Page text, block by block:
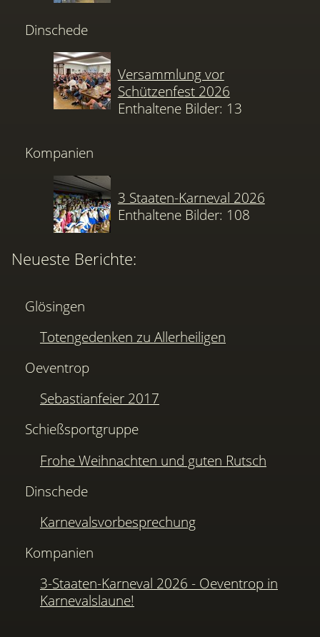
Dinschede
Versammlung vor
Schützenfest 2026
Enthaltene Bilder: 13
Kompanien
3 Staaten-Karneval 2026
Enthaltene Bilder: 108
Neueste Berichte:
Glösingen
Totengedenken zu Allerheiligen
Oeventrop
Sebastianfeier 2017
Schießsportgruppe
Frohe Weihnachten und guten Rutsch
Dinschede
Karnevalsvorbesprechung
Kompanien
3-Staaten-Karneval 2026 - Oeventrop in
Karnevalslaune!